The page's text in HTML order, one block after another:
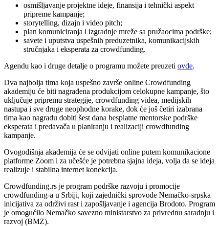
osmišljavanje projektne ideje, finansija i tehnički aspekt
pripreme kampanje;
storytelling, dizajn i video pitch;
plan komuniciranja i izgradnje mreže sa pružaocima podrške;
savete i uputstva uspešnih preduzetnika, komunikacijskih
stručnjaka i eksperata za crowdfunding.
Agendu kao i druge detalje o programu možete preuzeti ovde.
Dva najbolja tima koja uspešno završe online Crowdfunding
akademiju će biti nagrađena produkcijom celokupne kampanje, što
uključuje pripremu strategije, crowdfunding videa, medijskih
nastupa i sve druge neophodne korake, dok će još četiri izabrana
tima kao nagradu dobiti šest dana besplatne mentorske podrške
eksperata i predavača u planiranju i realizaciji crowdfunding
kampanje.
Ovogodišnja akademija će se odvijati online putem komunikacione
platforme Zoom i za učešće je potrebna sjajna ideja, volja da se ideja
realizuje i stabilna internet konekcija.
Crowdfunding.rs je program podrške razvoju i promocije
crowdfunding-a u Srbiji, koji zajednički sprovode Nemačko-srpska
inicijativa za održivi rast i zapošljavanje i agencija Brodoto. Program
je omogućilo Nemačko savezno ministarstvo za privrednu saradnju i
razvoj (BMZ).